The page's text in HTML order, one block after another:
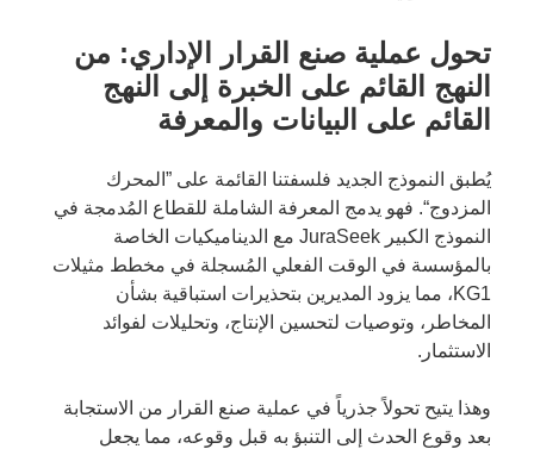
تحول عملية صنع القرار الإداري: من
النهج القائم على الخبرة إلى النهج
القائم على البيانات والمعرفة
يُطبق النموذج الجديد فلسفتنا القائمة على ”المحرك
المزدوج“. فهو يدمج المعرفة الشاملة للقطاع المُدمجة في
النموذج الكبير JuraSeek مع الديناميكيات الخاصة
بالمؤسسة في الوقت الفعلي المُسجلة في مخطط مثيلات
KG1، مما يزود المديرين بتحذيرات استباقية بشأن
المخاطر، وتوصيات لتحسين الإنتاج، وتحليلات لفوائد
الاستثمار.
وهذا يتيح تحولاً جذرياً في عملية صنع القرار من الاستجابة
بعد وقوع الحدث إلى التنبؤ به قبل وقوعه، مما يجعل